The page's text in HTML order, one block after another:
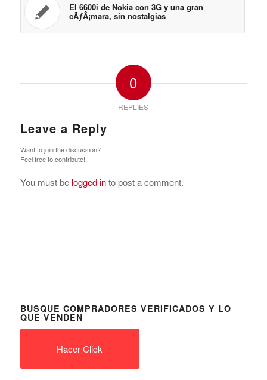
El 6600i de Nokia con 3G y una gran
cÃƒÂ¡mara, sin nostalgias
0
REPLIES
Leave a Reply
Want to join the discussion?
Feel free to contribute!
You must be logged into post a comment.
BUSQUE COMPRADORES VERIFICADOS Y LO
QUE VENDEN
Hacer Click